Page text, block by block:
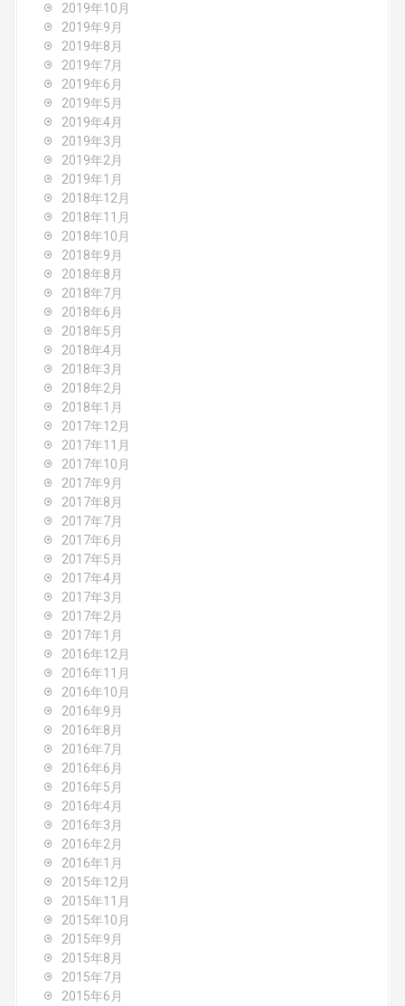
2019年10月
2019年9月
2019年8月
2019年7月
2019年6月
2019年5月
2019年4月
2019年3月
2019年2月
2019年1月
2018年12月
2018年11月
2018年10月
2018年9月
2018年8月
2018年7月
2018年6月
2018年5月
2018年4月
2018年3月
2018年2月
2018年1月
2017年12月
2017年11月
2017年10月
2017年9月
2017年8月
2017年7月
2017年6月
2017年5月
2017年4月
2017年3月
2017年2月
2017年1月
2016年12月
2016年11月
2016年10月
2016年9月
2016年8月
2016年7月
2016年6月
2016年5月
2016年4月
2016年3月
2016年2月
2016年1月
2015年12月
2015年11月
2015年10月
2015年9月
2015年8月
2015年7月
2015年6月